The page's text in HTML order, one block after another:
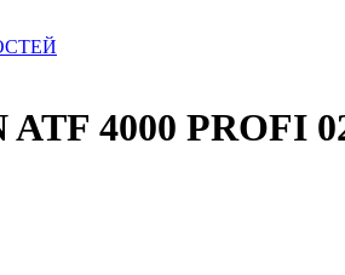
4000 PROFI